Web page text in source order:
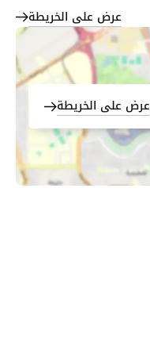
عرض على الخريطة
عرض على الخريطة